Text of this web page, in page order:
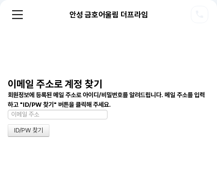
안성 금호어울림 더프라임
이메일 주소로 계정 찾기
회원정보에 등록된 메일 주소로 아이디/비밀번호를 알려드립니다. 메일 주소를 입력
하고 "ID/PW 찾기" 버튼을 클릭해 주세요.